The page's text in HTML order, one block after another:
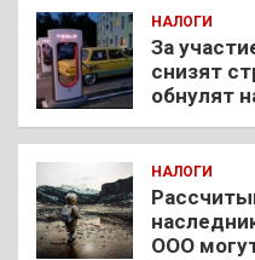
НАЛОГИ
За
снизят
обнулят
НАЛОГИ
ООО